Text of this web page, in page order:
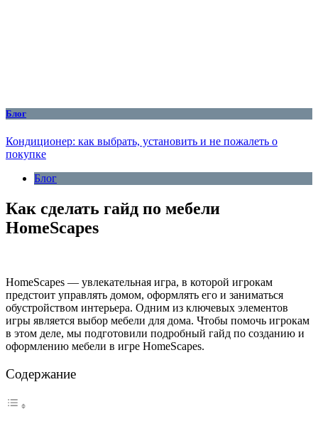
Блог
Кондиционер: как выбрать, установить и не пожалеть о
покупке
Блог
Как сделать гайд по мебели
HomeScapes
HomeScapes — увлекательная игра, в которой игрокам
предстоит управлять домом, оформлять его и заниматься
обустройством интерьера. Одним из ключевых элементов
игры является выбор мебели для дома. Чтобы помочь игрокам
в этом деле, мы подготовили подробный гайд по созданию и
оформлению мебели в игре HomeScapes.
Содержание